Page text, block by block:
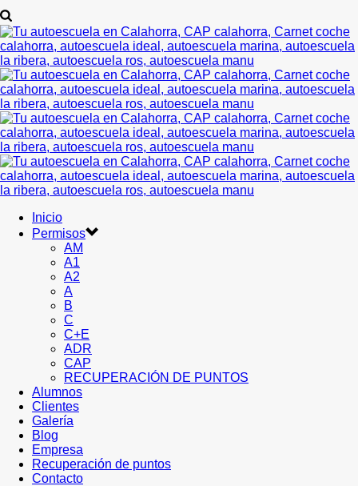
Inicio
Permisos
AM
A1
A2
A
B
C
C+E
ADR
CAP
RECUPERACIÓN DE PUNTOS
Alumnos
Clientes
Galería
Blog
Empresa
Recuperación de puntos
Contacto